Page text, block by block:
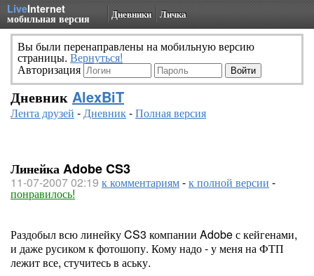
LiveInternet
мобильная версия Дневники Личка
Вы были перенаправлены на мобильную версию
страницы. Вернуться!
Авторизация
Дневник AlexBiT
Лента друзей -Дневник-Полная версия
Линейка Adobe CS3
11-07-2007 02:19 к комментариям-к полной версии -
понравилось!
Раздобыл всю линейку CS3 компании Adobe с кейгенами,
и даже русиком к фотошопу. Кому надо - у меня на ФТП
лежит все, стучитесь в аську.